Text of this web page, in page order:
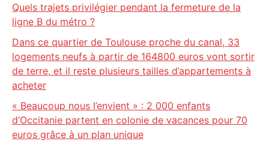
Quels trajets privilégier pendant la fermeture de la
ligne B du métro ?
Dans ce quartier de Toulouse proche du canal, 33
logements neufs à partir de 164800 euros vont sortir
de terre, et il reste plusieurs tailles d’appartements à
acheter
« Beaucoup nous l’envient » : 2 000 enfants
d’Occitanie partent en colonie de vacances pour 70
euros grâce à un plan unique